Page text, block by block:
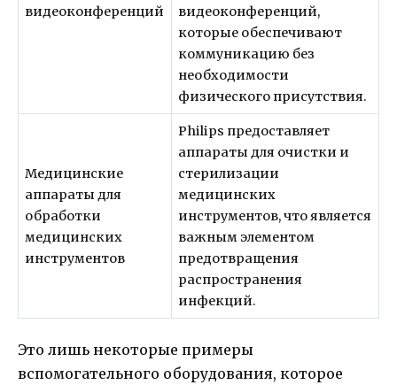
видеоконференций
видеоконференций,
которые обеспечивают
коммуникацию без
необходимости
физического присутствия.
Медицинские
аппараты для
обработки
медицинских
инструментов
Philips предоставляет
аппараты для очистки и
стерилизации
медицинских
инструментов, что является
важным элементом
предотвращения
распространения
инфекций.
Это лишь некоторые примеры
вспомогательного оборудования, которое